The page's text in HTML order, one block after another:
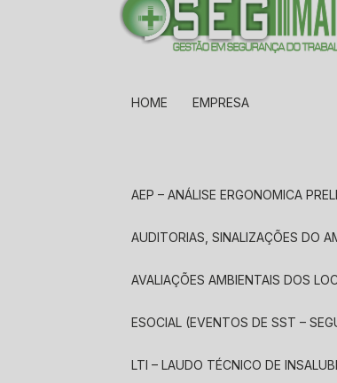
HOME EMPRESA
AEP – ANÁLISE ERGONOMICA
AUDITORIAS, SINALIZAÇÕES DO
AVALIAÇÕES AMBIENTAIS DOS
ESOCIAL (EVENTOS DE SST –
LTI – LAUDO TÉCNICO DE